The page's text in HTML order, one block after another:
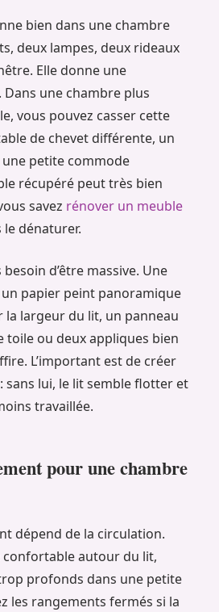
bien dans une chambre
deux lampes, deux rideaux
Elle donne une
Dans une chambre plus
vous pouvez casser cette
de chevet différente, un
petite commode
récupéré peut très bien
savez rénover un meuble
le dénaturer.
besoin d’être massive. Une
papier peint panoramique
la largeur du lit, un panneau
toile ou deux appliques bien
L’important est de créer
sans lui, le lit semble flotter et
travaillée.
pour une chambre
dépend de la circulation.
confortable autour du lit,
profonds dans une petite
les rangements fermés si la